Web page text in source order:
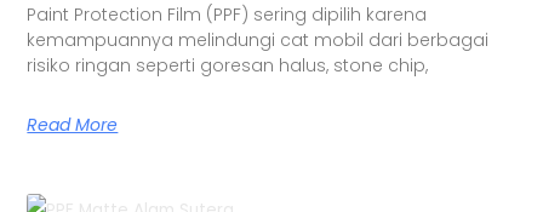
Paint Protection Film (PPF) sering dipilih karena
kemampuannya melindungi cat mobil dari berbagai
risiko ringan seperti goresan halus, stone chip,
Read More